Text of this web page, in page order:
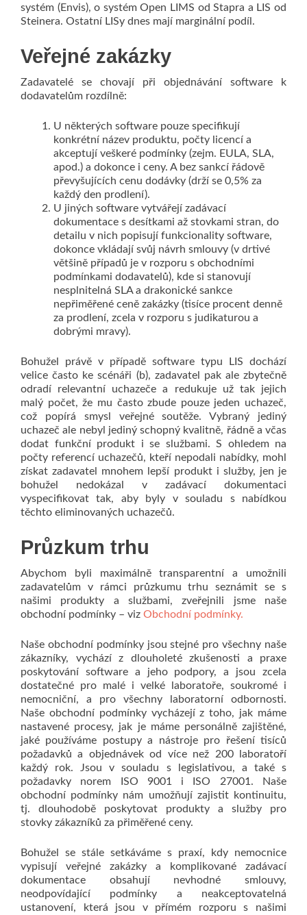
systém (Envis), o systém Open LIMS od Stapra a LIS od
Steinera. Ostatní LISy dnes mají marginální podíl.
Veřejné zakázky
Zadavatelé se chovají při objednávání software k
dodavatelům rozdílně:
U některých software pouze specifikují
konkrétní název produktu, počty licencí a
akceptují veškeré podmínky (zejm. EULA, SLA,
apod.) a dokonce i ceny. A bez sankcí řádově
převyšujících cenu dodávky (drží se 0,5% za
každý den prodlení).
U jiných software vytvářejí zadávací
dokumentace s desítkami až stovkami stran, do
detailu v nich popisují funkcionality software,
dokonce vkládají svůj návrh smlouvy (v drtivé
většině případů je v rozporu s obchodními
podmínkami dodavatelů), kde si stanovují
nesplnitelná SLA a drakonické sankce
nepřiměřené ceně zakázky (tisíce procent denně
za prodlení, zcela v rozporu s judikaturou a
dobrými mravy).
Bohužel právě v případě software typu LIS dochází
velice často ke scénáři (b), zadavatel pak ale zbytečně
odradí relevantní uchazeče a redukuje už tak jejich
malý počet, že mu často zbude pouze jeden uchazeč,
což popírá smysl veřejné soutěže. Vybraný jediný
uchazeč ale nebyl jediný schopný kvalitně, řádně a včas
dodat funkční produkt i se službami. S ohledem na
počty referencí uchazečů, kteří nepodali nabídky, mohl
získat zadavatel mnohem lepší produkt i služby, jen je
bohužel nedokázal v zadávací dokumentaci
vyspecifikovat tak, aby byly v souladu s nabídkou
těchto eliminovaných uchazečů.
Průzkum trhu
Abychom byli maximálně transparentní a umožnili
zadavatelům v rámci průzkumu trhu seznámit se s
našimi produkty a službami, zveřejnili jsme naše
obchodní podmínky – viz Obchodní podmínky.
Naše obchodní podmínky jsou stejné pro všechny naše
zákazníky, vychází z dlouholeté zkušenosti a praxe
poskytování software a jeho podpory, a jsou zcela
dostatečné pro malé i velké laboratoře, soukromé i
nemocniční, a pro všechny laboratorní odbornosti.
Naše obchodní podmínky vycházejí z toho, jak máme
nastavené procesy, jak je máme personálně zajištěné,
jaké používáme postupy a nástroje pro řešení tisíců
požadavků a objednávek od více než 200 laboratoří
každý rok. Jsou v souladu s legislativou, a také s
požadavky norem ISO 9001 i ISO 27001. Naše
obchodní podmínky nám umožňují zajistit kontinuitu,
tj. dlouhodobě poskytovat produkty a služby pro
stovky zákazníků za přiměřené ceny.
Bohužel se stále setkáváme s praxí, kdy nemocnice
vypisují veřejné zakázky a komplikované zadávací
dokumentace obsahují nevhodné smlouvy,
neodpovídající podmínky a neakceptovatelná
ustanovení, která jsou v přímém rozporu s našimi